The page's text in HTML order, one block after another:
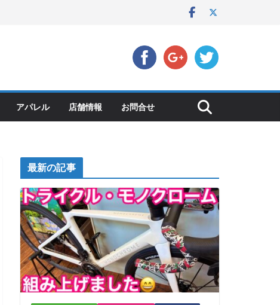
アパレル 店舗情報 お問合せ
最新の記事